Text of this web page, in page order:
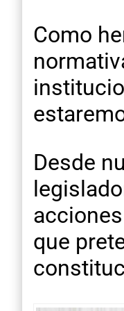
Como
Desde
que